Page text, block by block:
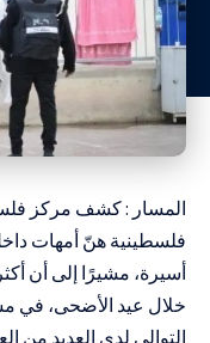
خلال عيد الأضحى، في
التوالي لدى العديد من